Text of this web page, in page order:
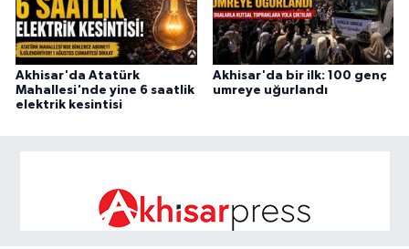
Akhisar'da Atatürk
Mahallesi'nde yine 6 saatlik
elektrik kesintisi
Akhisar'da bir ilk: 100 genç
umreye uğurlandı